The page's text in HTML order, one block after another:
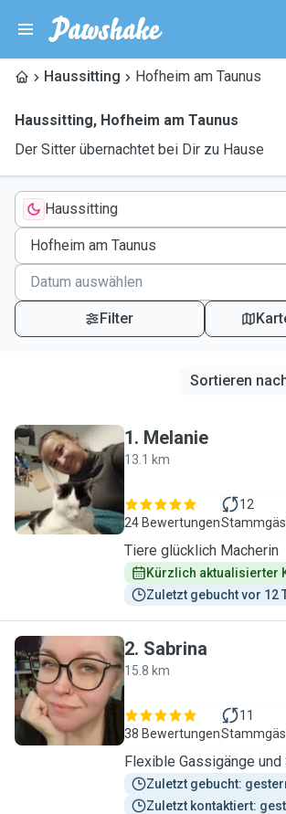
Haussitting Hofheim am Taunus
Haussitting, Hofheim am Taunus
Der Sitter übernachtet bei Dir zu Hause
Haussitting
Filter
Sortieren
M
1. Melanie
13.1 km
24 Bewertungen
12
Tiere glücklich Macherin
Kürzlich aktualisierter
Zuletzt gebucht vor 12
S
2. Sabrina
15.8 km
38 Bewertungen
11
Flexible Gassigänge und
Zuletzt gebucht:
Zuletzt kontaktiert: